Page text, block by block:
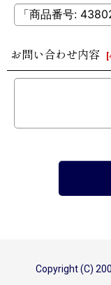
お問い合わせ内容 [
Copyright (C)